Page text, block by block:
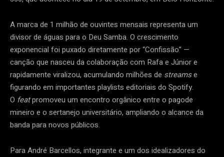
A marca de 1 milhão de ouvintes mensais representa um
divisor de águas para o Deu Samba. O crescimento
exponencial foi puxado diretamente por “Confissão” —
canção que nasceu da colaboração com Rafa e Júnior e
rapidamente viralizou, acumulando milhões de streamse
figurando em importantes playlists editoriais do Spotify.
O featpromoveu um encontro orgânico entre o pagode
mineiro e o sertanejo universitário, ampliando o alcance da
banda para novos públicos.
Para André Barcellos, integrante e um dos idealizadores do